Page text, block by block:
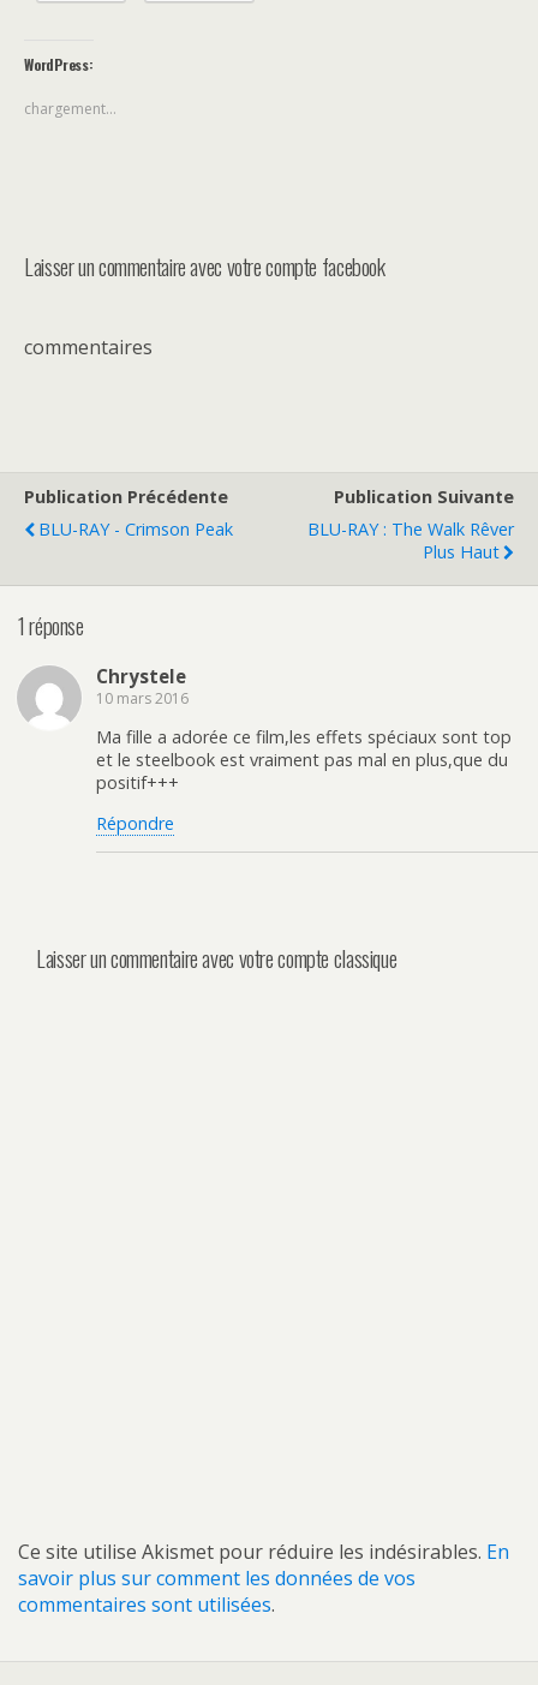
WordPress:
chargement…
Laisser un commentaire avec votre compte facebook
commentaires
Publication Précédente
BLU-RAY - Crimson Peak
Publication Suivante
BLU-RAY : The Walk Rêver
Plus Haut
1 réponse
Chrystele
10 mars 2016
Ma fille a adorée ce film,les effets spéciaux sont top
et le steelbook est vraiment pas mal en plus,que du
positif+++
Répondre
Laisser un commentaire avec votre compte classique
Ce site utilise Akismet pour réduire les indésirables. En
savoir plus sur comment les données de vos
commentaires sont utilisées.